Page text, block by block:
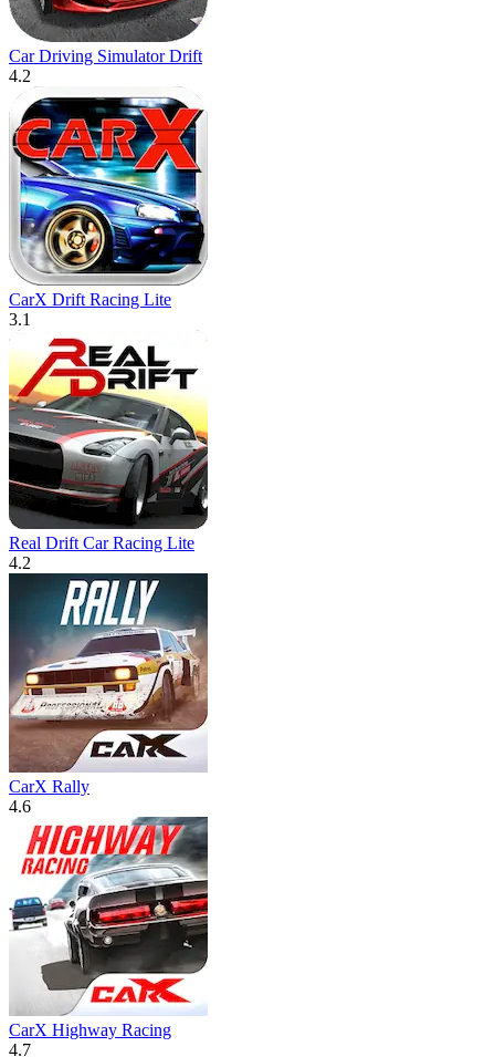
Car Driving Simulator Drift
4.2
CarX Drift Racing Lite
3.1
Real Drift Car Racing Lite
4.2
CarX Rally
4.6
CarX Highway Racing
4.7